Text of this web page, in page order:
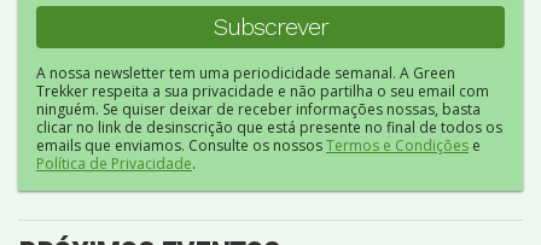
A nossa newsletter tem uma periodicidade semanal. A Green
Trekker respeita a sua privacidade e não partilha o seu email com
ninguém. Se quiser deixar de receber informações nossas, basta
clicar no link de desinscrição que está presente no final de todos os
emails que enviamos. Consulte os nossosTermos e Condições e
Política de Privacidade.